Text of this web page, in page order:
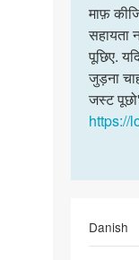
to
पैसे
माफ़
कीजियेगा
हम
आपकी
इस
विषय…
माफ़
सहायता
पूछिए.
जुड़ना
जस्ट
https://
Danish